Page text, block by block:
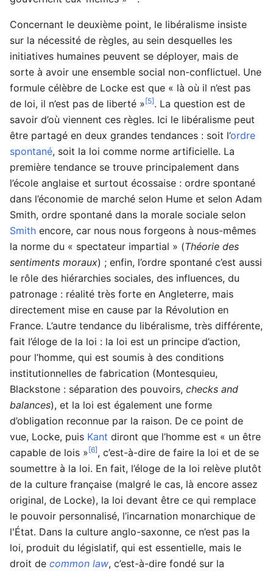
Concernant le deuxième point, le libéralisme insiste
sur la nécessité de règles, au sein desquelles les
initiatives humaines peuvent se déployer, mais de
sorte à avoir une ensemble social non-conflictuel. Une
formule célèbre de Locke est que « là où il n’est pas
de loi, il n’est pas de liberté »[5]. La question est de
savoir d’où viennent ces règles. Ici le libéralisme peut
être partagé en deux grandes tendances : soit l’ordre
spontané, soit la loi comme norme artificielle. La
première tendance se trouve principalement dans
l’école anglaise et surtout écossaise : ordre spontané
dans l’économie de marché selon Hume et selon Adam
Smith, ordre spontané dans la morale sociale selon
Smith encore, car nous nous forgeons à nous-mêmes
la norme du « spectateur impartial » (Théorie des
sentiments moraux) ; enfin, l’ordre spontané c’est aussi
le rôle des hiérarchies sociales, des influences, du
patronage : réalité très forte en Angleterre, mais
directement mise en cause par la Révolution en
France. L’autre tendance du libéralisme, très différente,
fait l’éloge de la loi : la loi est un principe d’action,
pour l’homme, qui est soumis à des conditions
institutionnelles de fabrication (Montesquieu,
Blackstone : séparation des pouvoirs, checks and
balances), et la loi est également une forme
d’obligation reconnue par la raison. De ce point de
vue, Locke, puis Kant diront que l’homme est « un être
capable de lois »[6], c’est-à-dire de faire la loi et de se
soumettre à la loi. En fait, l’éloge de la loi relève plutôt
de la culture française (malgré le cas, là encore assez
original, de Locke), la loi devant être ce qui remplace
le pouvoir personnalisé, l’incarnation monarchique de
l'État. Dans la culture anglo-saxonne, ce n’est pas la
loi, produit du législatif, qui est essentielle, mais le
droit de common law, c’est-à-dire fondé sur la